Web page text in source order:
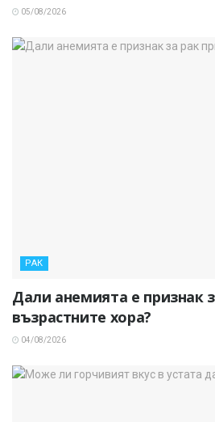
05/08/2026
РАК
Дали анемията е признак
възрастните хора?
04/08/2026